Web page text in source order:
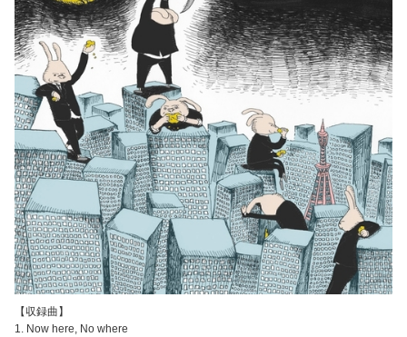
【収録曲】
1. Now here, No where